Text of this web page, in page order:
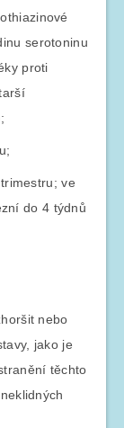
serotoninu
proti
ve
do 4 týdnů
nebo
jako je
těchto